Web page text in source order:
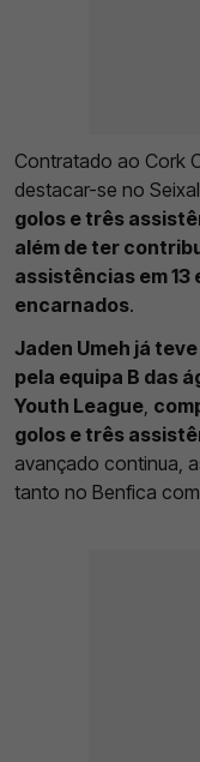
Contratado ao Cork
destacar-se no
golos e três
além de ter
assistências em
encarnados.
Jaden Umeh já
pela equipa B das
Youth League,
golos e três
avançado continua,
tanto no Benfica